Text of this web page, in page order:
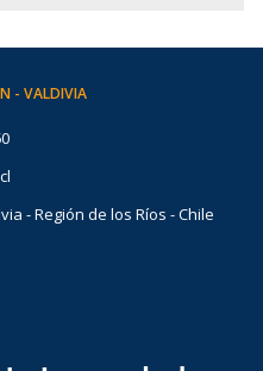
- VALDIVIA
- Región de los Ríos - Chile